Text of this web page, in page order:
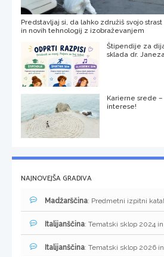
Predstavljaj si, da lahko združiš svojo
in novih tehnologij z izobraževanjem
Štipendije za
sklada dr.
Karierne srede
interese!
NAJNOVEJŠA GRADIVA
Madžarščina: Predmetni izpitni
Italijanščina: Tematski sklop 2024
Italijanščina: Tematski sklop 2026